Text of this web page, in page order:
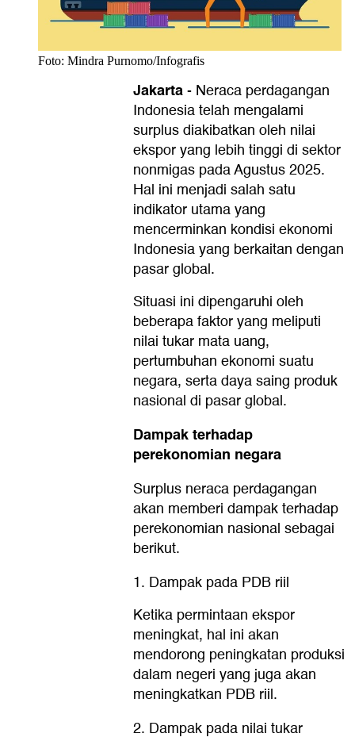
Foto: Mindra Purnomo/Infografis
Jakarta- Neraca perdagangan
Indonesia telah mengalami
surplus diakibatkan oleh nilai
ekspor yang lebih tinggi di sektor
nonmigas pada Agustus 2025.
Hal ini menjadi salah satu
indikator utama yang
mencerminkan kondisi ekonomi
Indonesia yang berkaitan dengan
pasar global.
Situasi ini dipengaruhi oleh
beberapa faktor yang meliputi
nilai tukar mata uang,
pertumbuhan ekonomi suatu
negara, serta daya saing produk
nasional di pasar global.
Dampak terhadap
perekonomian negara
Surplus neraca perdagangan
akan memberi dampak terhadap
perekonomian nasional sebagai
berikut.
1. Dampak pada PDB riil
Ketika permintaan ekspor
meningkat, hal ini akan
mendorong peningkatan produksi
dalam negeri yang juga akan
meningkatkan PDB riil.
2. Dampak pada nilai tukar